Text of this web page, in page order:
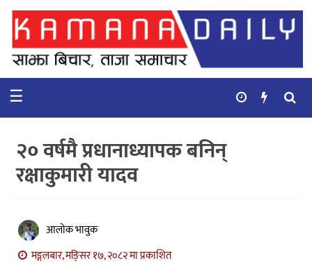
गृहपृष्ठ
समाचार
कुराकानी
बाणिज्य
भिडियो
☰
२० वर्षमै प्रधानाध्यापक बनिन्
रक्षाकुमारी यादव
आलोक भावुक
मङ्गलबार, मङि्सर १७, २०८२ मा प्रकाशित